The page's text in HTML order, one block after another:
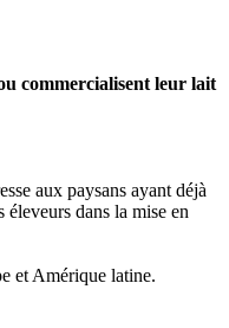
commercialisent leur lait
aux paysans ayant déjà
dans la mise en
et Amérique latine.